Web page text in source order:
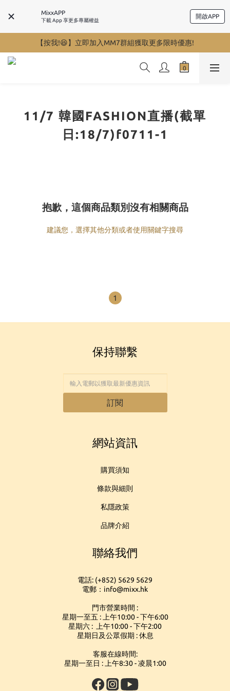
MixxAPP
下載 App 享更多專屬權益
開啟APP
【按我!😆】立即加入MM7群組獲取更多限時優惠!
11/7 韓國FASHION直播(截單
日:18/7)f0711-1
抱歉，這個商品類別沒有相關商品
建議您，選擇其他分類或者使用關鍵字搜尋
1
保持聯繫
訂閱
網站資訊
購買須知
條款與細則
私隱政策
品牌介紹
聯絡我們
電話: (+852) 5629 5629
電郵：info@mixx.hk
門市營業時間 :
星期一至五 : 上午10:00 - 下午6:00
星期六 : 上午10:00 - 下午2:00
星期日及公眾假期 : 休息
客服在線時間:
星期一至日 : 上午8:30 - 凌晨1:00